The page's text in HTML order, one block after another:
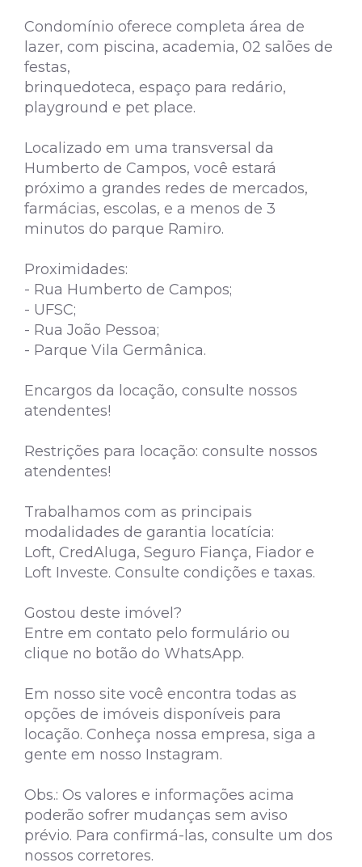
Condomínio oferece completa área de
lazer, com piscina, academia, 02 salões de
festas,
brinquedoteca, espaço para redário,
playground e pet place.
Localizado em uma transversal da
Humberto de Campos, você estará
próximo a grandes redes de mercados,
farmácias, escolas, e a menos de 3
minutos do parque Ramiro.
Proximidades:
- Rua Humberto de Campos;
- UFSC;
- Rua João Pessoa;
- Parque Vila Germânica.
Encargos da locação, consulte nossos
atendentes!
Restrições para locação: consulte nossos
atendentes!
Trabalhamos com as principais
modalidades de garantia locatícia:
Loft, CredAluga, Seguro Fiança, Fiador e
Loft Investe. Consulte condições e taxas.
Gostou deste imóvel?
Entre em contato pelo formulário ou
clique no botão do WhatsApp.
Em nosso site você encontra todas as
opções de imóveis disponíveis para
locação. Conheça nossa empresa, siga a
gente em nosso Instagram.
Obs.: Os valores e informações acima
poderão sofrer mudanças sem aviso
prévio. Para confirmá-las, consulte um dos
nossos corretores.